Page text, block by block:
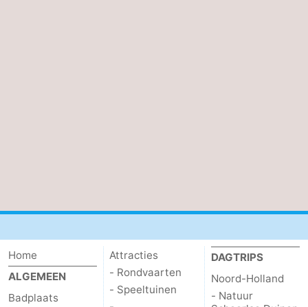
-
Zwembaden
-
Home
ALGEMEEN
Badplaats
Attracties
- Rondvaarten
- Speeltuinen
DAGTRIPS
Noord-Holland
- Natuur